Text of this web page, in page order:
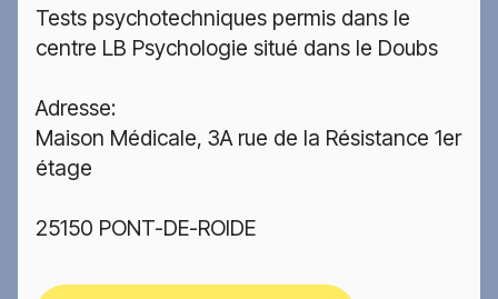
Tests psychotechniques permis dans le
centre LB Psychologie situé dans le Doubs
Adresse:
Maison Médicale, 3A rue de la Résistance 1er
étage
25150 PONT-DE-ROIDE